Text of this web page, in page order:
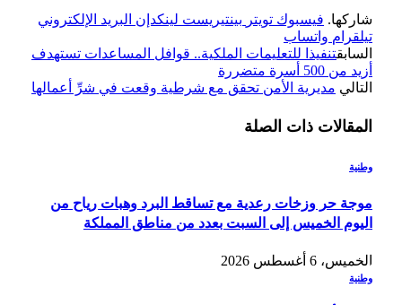
شاركها. فيسبوك تويتر بينتيريست لينكدإن البريد الإلكتروني
تيلقرام واتساب
السابقتنفيذا للتعليمات الملكية.. قوافل المساعدات تستهدف
أزيد من 500 أسرة متضررة
التالي مديرية الأمن تحقق مع شرطية وقعت في شرِّ أعمالها
المقالات ذات الصلة
وطنية
موجة حر وزخات رعدية مع تساقط البرد وهبات رياح من
اليوم الخميس إلى السبت بعدد من مناطق المملكة
الخميس، 6 أغسطس 2026
وطنية